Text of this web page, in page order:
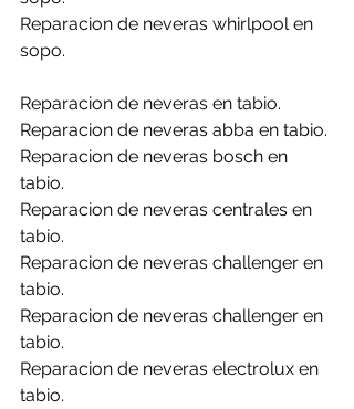
Reparacion de neveras whirlpool en
sopo.
Reparacion de neveras en tabio.
Reparacion de neveras abba en tabio.
Reparacion de neveras bosch en
tabio.
Reparacion de neveras centrales en
tabio.
Reparacion de neveras challenger en
tabio.
Reparacion de neveras challenger en
tabio.
Reparacion de neveras electrolux en
tabio.